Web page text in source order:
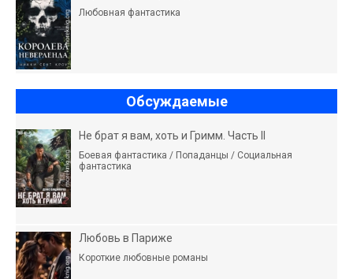
Любовная фантастика
Обсуждаемые
Не брат я вам, хоть и Гримм. Часть II
Боевая фантастика / Попаданцы / Социальная
фантастика
Любовь в Париже
Короткие любовные романы